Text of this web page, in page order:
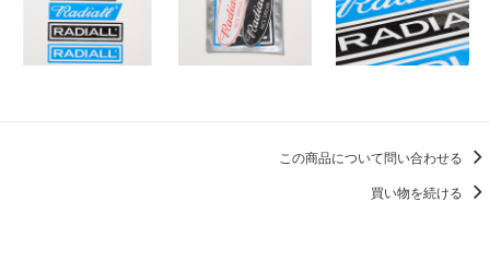
この商品について問い合わせる
買い物を続ける